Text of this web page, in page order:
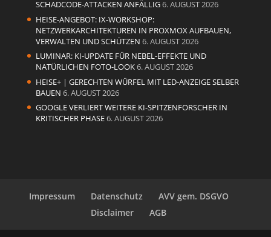
SCHADCODE-ATTACKEN ANFÄLLIG6. AUGUST 2026
HEISE-ANGEBOT: IX-WORKSHOP:
NETZWERKARCHITEKTUREN IN PROXMOX AUFBAUEN,
VERWALTEN UND SCHÜTZEN 6. AUGUST 2026
LUMINAR: KI-UPDATE FÜR NEBEL-EFFEKTE UND
NATÜRLICHEN FOTO-LOOK6. AUGUST 2026
HEISE+ | GERECHTEN WÜRFEL MIT LED-ANZEIGE SELBER
BAUEN 6. AUGUST 2026
GOOGLE VERLIERT WEITERE KI-SPITZENFORSCHER IN
KRITISCHER PHASE6. AUGUST 2026
Impressum Datenschutz
AVV gem. DSGVO
Disclaimer
AGB